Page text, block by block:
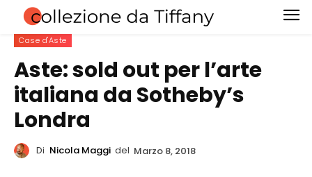
Case d'Aste
Aste: sold out per l’arte
italiana da Sotheby’s
Londra
Di Nicola Maggi del Marzo 8, 2018